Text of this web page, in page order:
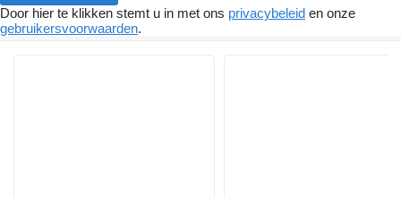
Door hier te klikken stemt u in met ons privacybeleid en onze
gebruikersvoorwaarden.